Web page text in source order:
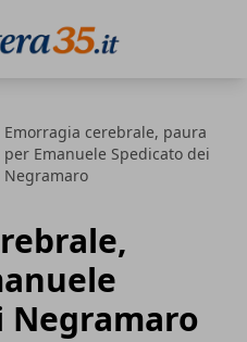
Emorragia cerebrale, paura
per Emanuele Spedicato dei
Negramaro
Negramaro